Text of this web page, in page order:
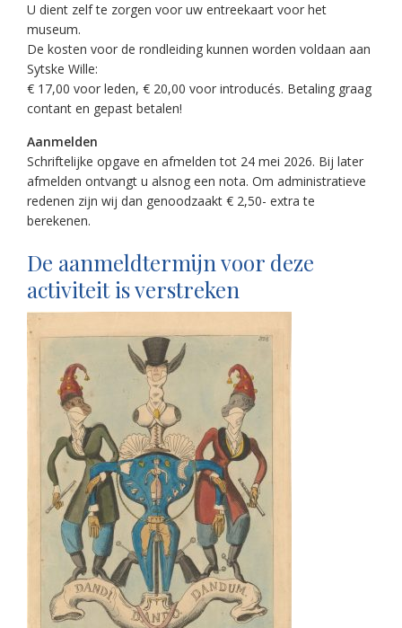
U dient zelf te zorgen voor uw entreekaart voor het
museum.
De kosten voor de rondleiding kunnen worden voldaan aan
Sytske Wille:
€ 17,00 voor leden, € 20,00 voor introducés. Betaling graag
contant en gepast betalen!
Aanmelden
Schriftelijke opgave en afmelden tot 24 mei 2026. Bij later
afmelden ontvangt u alsnog een nota. Om administratieve
redenen zijn wij dan genoodzaakt € 2,50- extra te
berekenen.
De aanmeldtermijn voor deze
activiteit is verstreken